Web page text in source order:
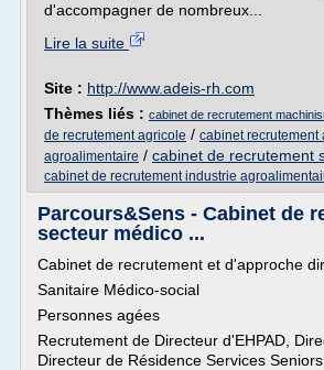
d'accompagner de nombreux...
Lire la suite
Site : http://www.adeis-rh.com
Thèmes liés : cabinet de recrutement
de recrutement agricole / cabinet recrutement
agroalimentaire / cabinet de recrutement
cabinet de recrutement industrie
Parcours&Sens - Cabinet de
secteur médico ...
Cabinet de recrutement et d'approche
Sanitaire Médico-social
Personnes agées
Recrutement de Directeur d'EHPAD,
Directeur de Résidence Services